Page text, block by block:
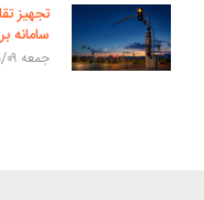
تجهیز
سامانه
جمعه ۰۹/مرداد/۱۴۰۵